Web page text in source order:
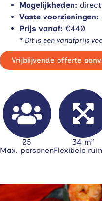
Mogelijkheden:
Vaste voorzieningen:
Prijs vanaf: €440
* Dit is een vanafprijs
Vrijblijvende offerte
25
Max. personen
34 m²
Flexibele